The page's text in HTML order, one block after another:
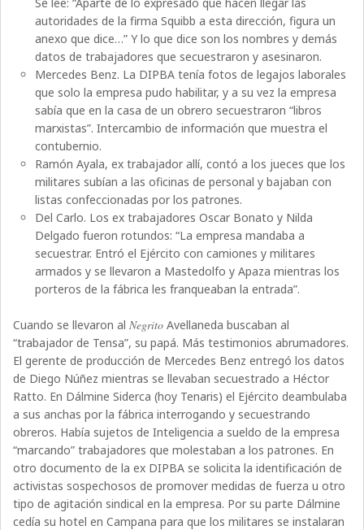
autoridades de la firma Squibb a esta dirección, figura un
anexo que dice…” Y lo que dice son los nombres y demás
datos de trabajadores que secuestraron y asesinaron.
Mercedes Benz. La DIPBA tenía fotos de legajos laborales
que solo la empresa pudo habilitar, y a su vez la empresa
sabía que en la casa de un obrero secuestraron “libros
marxistas”. Intercambio de información que muestra el
contubernio.
Ramón Ayala, ex trabajador allí, contó a los jueces que los
militares subían a las oficinas de personal y bajaban con
listas confeccionadas por los patrones.
Del Carlo. Los ex trabajadores Oscar Bonato y Nilda
Delgado fueron rotundos: “La empresa mandaba a
secuestrar. Entró el Ejército con camiones y militares
armados y se llevaron a Mastedolfo y Apaza mientras los
porteros de la fábrica les franqueaban la entrada”.
Cuando se llevaron al Negrito Avellaneda buscaban al
“trabajador de Tensa”, su papá. Más testimonios abrumadores.
El gerente de producción de Mercedes Benz entregó los datos
de Diego Núñez mientras se llevaban secuestrado a Héctor
Ratto. En Dálmine Siderca (hoy Tenaris) el Ejército deambulaba
a sus anchas por la fábrica interrogando y secuestrando
obreros. Había sujetos de Inteligencia a sueldo de la empresa
“marcando” trabajadores que molestaban a los patrones. En
otro documento de la ex DIPBA se solicita la identificación de
activistas sospechosos de promover medidas de fuerza u otro
tipo de agitación sindical en la empresa. Por su parte Dálmine
cedía su hotel en Campana para que los militares se instalaran